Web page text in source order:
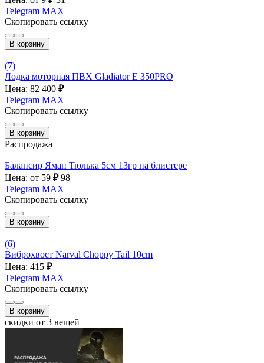
Telegram MAX
Скопировать ссылку
В корзину
(7)
Лодка моторная ПВХ Gladiator E 350PRO
Цена: 82 400 ₽
Telegram MAX
Скопировать ссылку
В корзину
Распродажа
Балансир Яман Тюлька 5см 13гр на блистере
Цена: от 59 ₽ 98
Telegram MAX
Скопировать ссылку
В корзину
(6)
Виброхвост Narval Choppy Tail 10cm
Цена: 415 ₽
Telegram MAX
Скопировать ссылку
В корзину
скидки от 3 вещей